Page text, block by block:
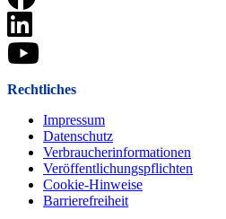
Rechtliches
Impressum
Datenschutz
Verbraucherinformationen
Veröffentlichungspflichten
Cookie-Hinweise
Barrierefreiheit